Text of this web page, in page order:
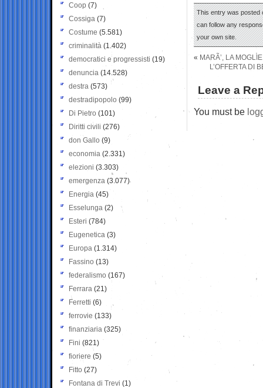
This entry was posted
can follow any
your own site.
« MARÃ’, LA
L’OFFERTA DI
Leave a
You must be
Coop (7)
Cossiga (7)
Costume (5.581)
criminalità (1.402)
democratici e progressisti (19)
denuncia (14.528)
destra (573)
destradipopolo (99)
Di Pietro (101)
Diritti civili (276)
don Gallo (9)
economia (2.331)
elezioni (3.303)
emergenza (3.077)
Energia (45)
Esselunga (2)
Esteri (784)
Eugenetica (3)
Europa (1.314)
Fassino (13)
federalismo (167)
Ferrara (21)
Ferretti (6)
ferrovie (133)
finanziaria (325)
Fini (821)
fioriere (5)
Fitto (27)
Fontana di Trevi (1)